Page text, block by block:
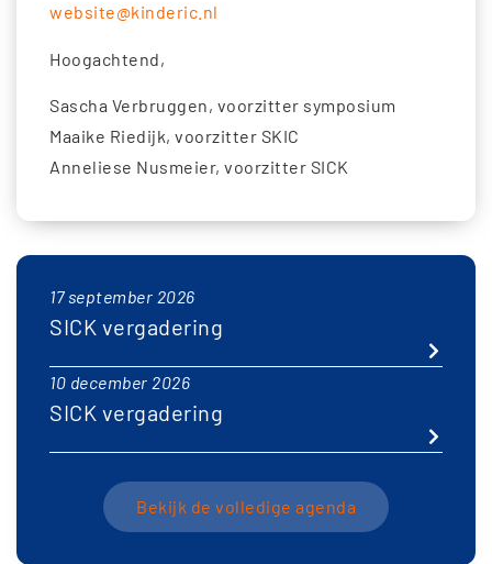
website@kinderic.nl
Hoogachtend,
Sascha Verbruggen, voorzitter symposium
Maaike Riedijk, voorzitter SKIC
Anneliese Nusmeier, voorzitter SICK
17 september 2026
SICK vergadering
10 december 2026
SICK vergadering
Bekijk de volledige agenda